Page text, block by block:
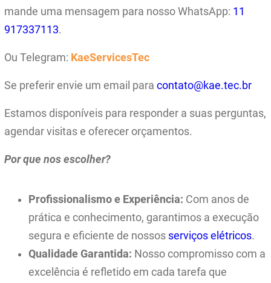
mande uma mensagem para nosso WhatsApp: 11
917337113.
Ou Telegram: KaeServicesTec
Se preferir envie um email paracontato@kae.tec.br
Estamos disponíveis para responder a suas perguntas,
agendar visitas e oferecer orçamentos.
Por que nos escolher?
Profissionalismo e Experiência: Com anos de
prática e conhecimento, garantimos a execução
segura e eficiente de nossos serviços elétricos.
Qualidade Garantida: Nosso compromisso com a
excelência é refletido em cada tarefa que